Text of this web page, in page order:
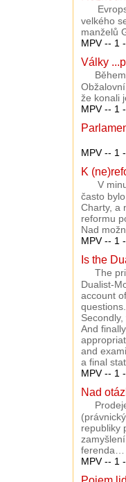
velkého
manželů
MPV -- 1
Války
že konali
MPV -- 1
MPV -- 1
K
V
často
Charty, a
reformu
Nad
MPV -- 1
Is the
The
Dualist-
account
And
and
a final
MPV -- 1
Nad
republiky
ferenda…
MPV -- 1